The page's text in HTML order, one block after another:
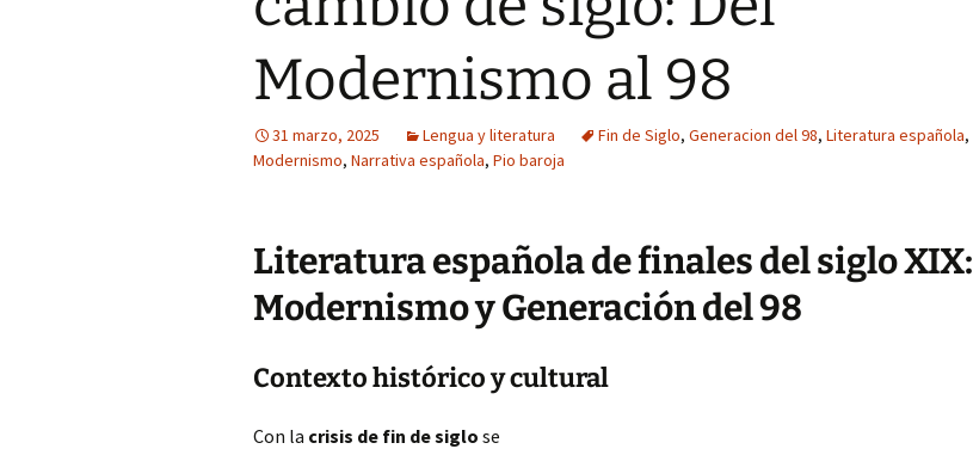
Modernismo al 98
31 marzo, 2025 Lengua y literatura Fin de Siglo, Generacion del 98, Literatura española,
Modernismo, Narrativa española, Pio baroja
Literatura española de finales del siglo XIX:
Modernismo y Generación del 98
Contexto histórico y cultural
Con la crisis de fin de siglo se